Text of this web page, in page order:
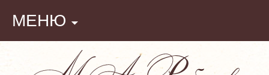
МЕНЮ